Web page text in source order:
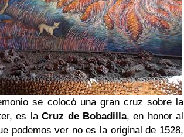
se colocó una gran cruz sobre la
es laCruz de Bobadilla, en honor al
podemos ver no es la original de 1528,